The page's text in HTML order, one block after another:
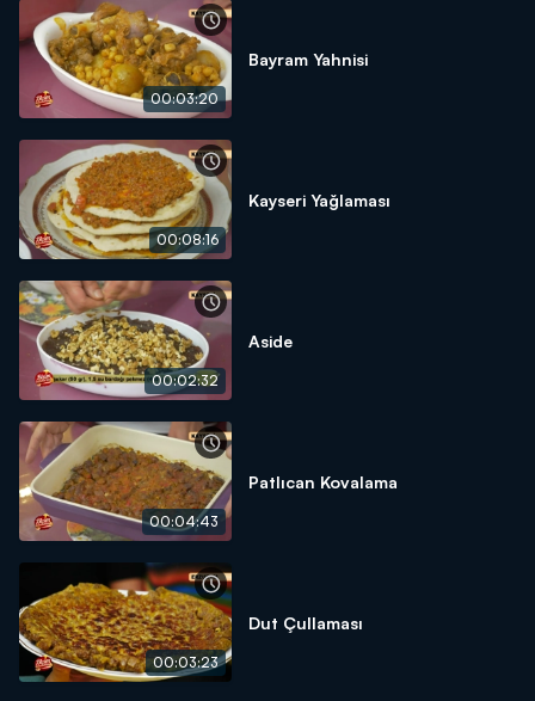
00:03:20
Bayram Yahnisi
00:08:16
Kayseri Yağlaması
00:02:32
Aside
00:04:43
Patlıcan Kovalama
00:03:23
Dut Çullaması